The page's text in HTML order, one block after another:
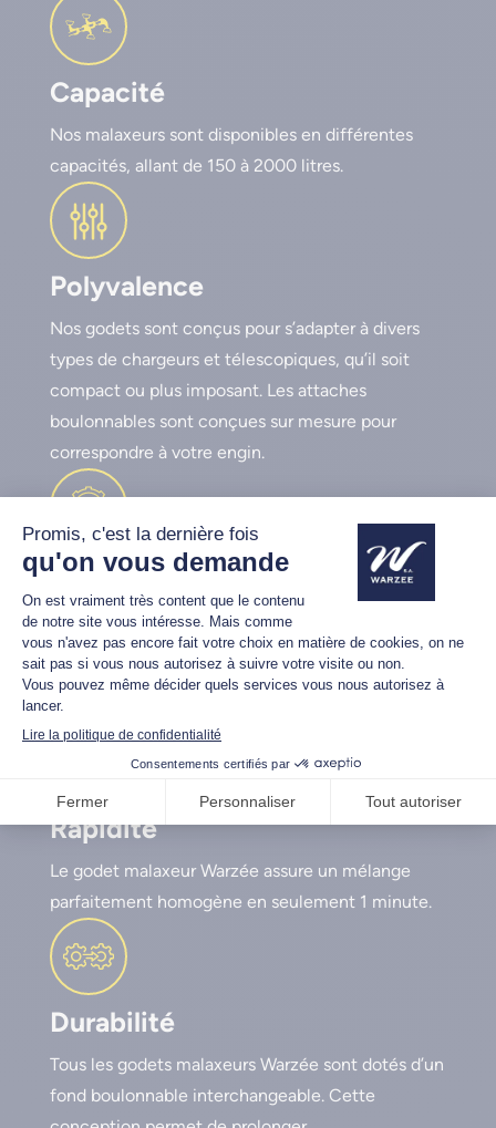
Capacité
Nos malaxeurs sont disponibles en différentes
capacités, allant de 150 à 2000 litres.
Polyvalence
Nos godets sont conçus pour s’adapter à divers
types de chargeurs et télescopiques, qu’il soit
compact ou plus imposant. Les attaches
boulonnables sont conçues sur mesure pour
correspondre à votre engin.
Robustesse
Nos godets malaxeurs sont fabriqués avec de
l’acier Hardox ®, reconnu pour sa robustesse. La
grille de protection assure un malaxage sécurisé,
même dans des conditions extrêmes.
Rapidité
Le godet malaxeur Warzée assure un mélange
parfaitement homogène en seulement 1 minute.
Durabilité
Tous les godets malaxeurs Warzée sont dotés d’un
fond boulonnable interchangeable. Cette